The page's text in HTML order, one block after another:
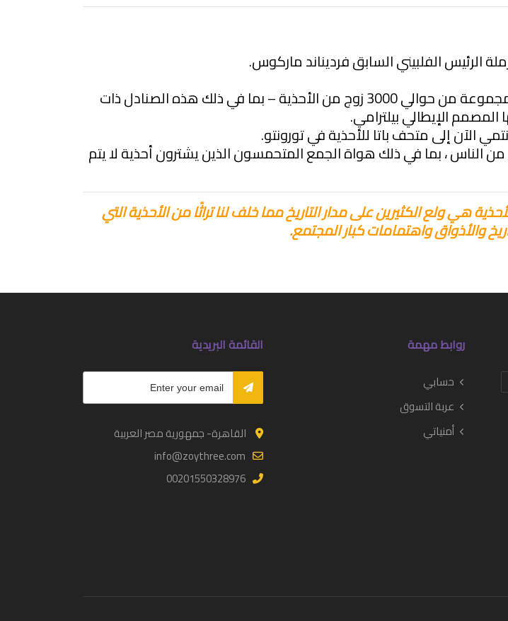
الرئيس الفلبيني السابق فرديناند ماركوس.
ولدت في عام 1929 ، على مدار حياتها ، من المفترض أنها جمعت مجموعة من حوالي 3000 زوج من الأحذية – بما في ذلك هذه الصنادل ذات
المصمم الإيطالي بيلترامي.
الآن إلى متحف باتا للأحذية في تورونتو.
الناس ، بما في ذلك هواة الجمع المتحمسون الذين يشترون أحذية لا يتم
هي ولع الكثيرين على مدار التاريخ مما خلف لنا تراثًا من الأحذية التي
والأذواق واهتمامات كبار المجتمع.
روابط مهمة
حسابي
عربة التسوق
أمنياتي
القائمة البريدية
القاهرة- جمهورية مصر العربية
info@zoythree.com
00201550328976